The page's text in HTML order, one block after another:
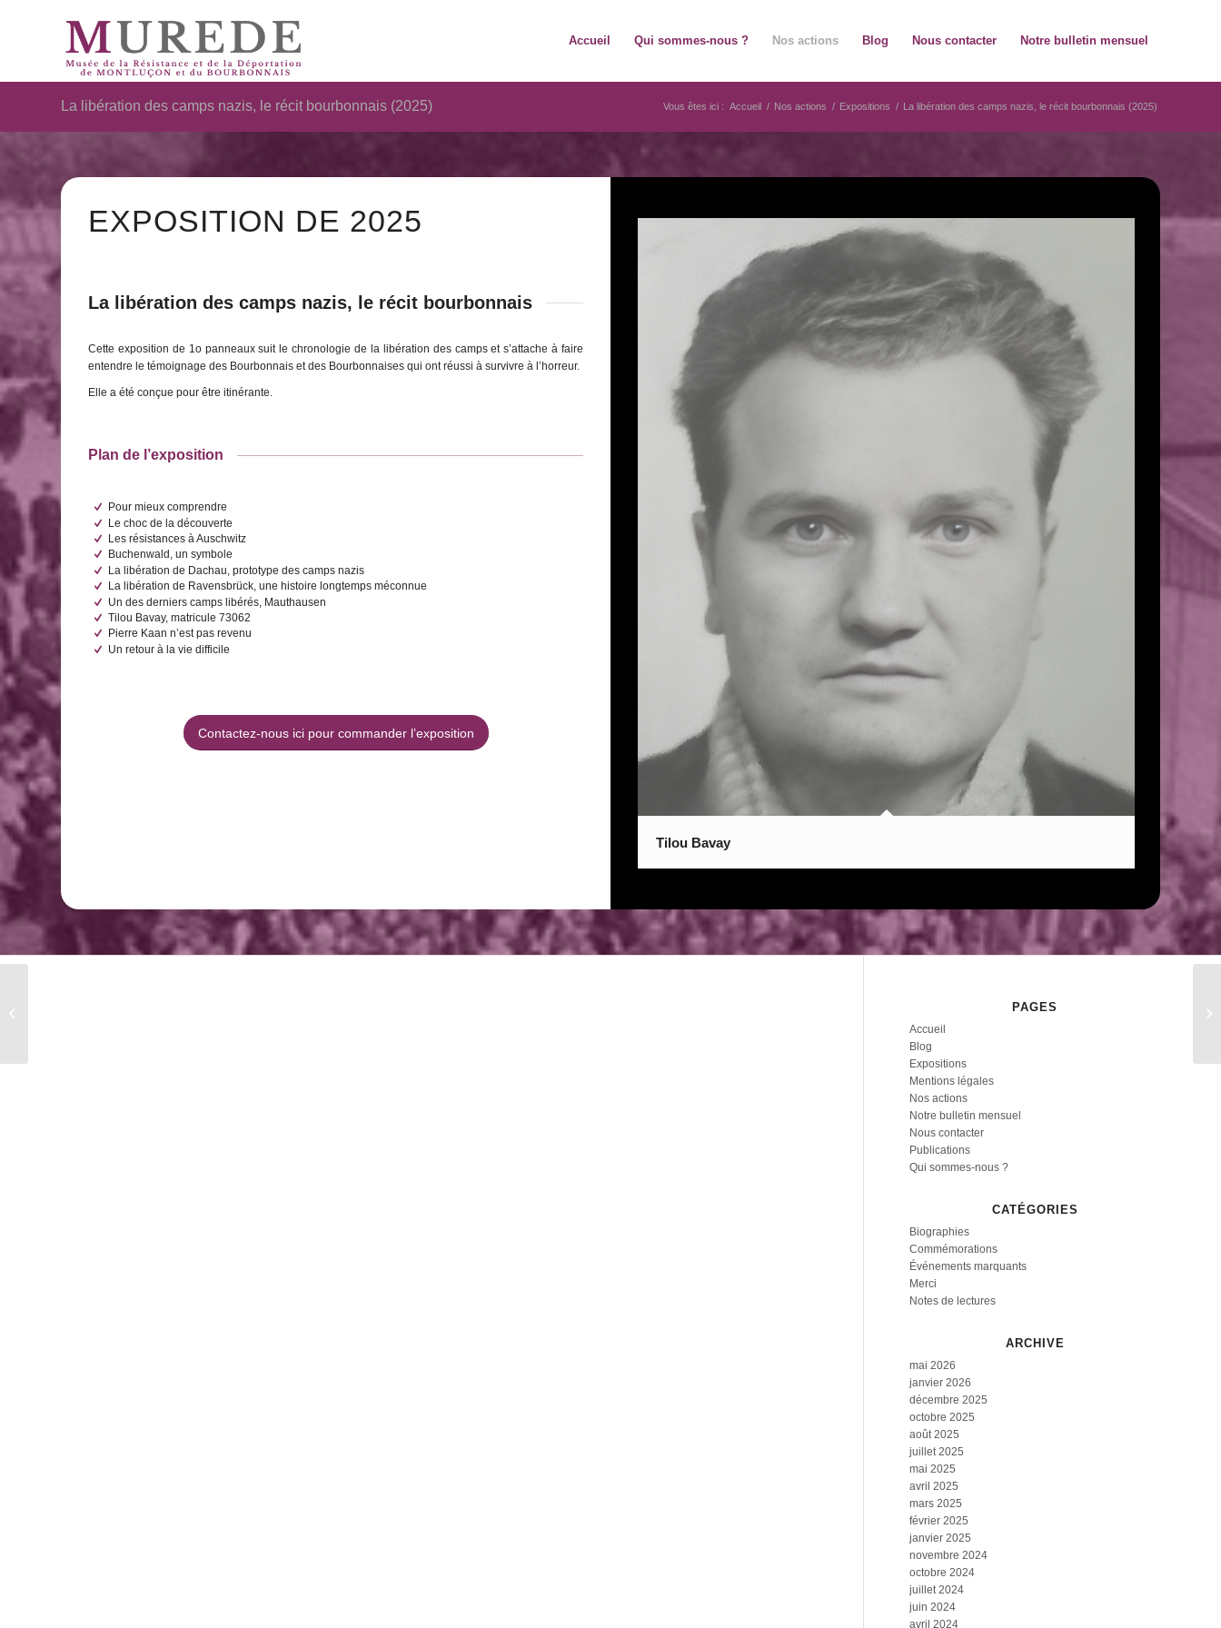
Accueil Qui sommes-nous ? Nos actions Blog Nous contacter Notre bulletin mensuel
La libération des camps nazis, le récit bourbonnais (2025) Vous êtes ici : Accueil / Nos actions / Expositions / La libération des camps nazis, le récit bourbonnais (2025)
EXPOSITION DE 2025
La libération des camps nazis, le récit bourbonnais
Cette exposition de 1o panneaux suit le chronologie de la libération des camps et s’attache à faire
entendre le témoignage des Bourbonnais et des Bourbonnaises qui ont réussi à survivre à l’horreur.
Elle a été conçue pour être itinérante.
Plan de l’exposition
Pour mieux comprendre
Le choc de la découverte
Les résistances à Auschwitz
Buchenwald, un symbole
La libération de Dachau, prototype des camps nazis
La libération de Ravensbrück, une histoire longtemps méconnue
Un des derniers camps libérés, Mauthausen
Tilou Bavay, matricule 73062
Pierre Kaan n’est pas revenu
Un retour à la vie difficile
Contactez-nous ici pour commander l’exposition
Tilou Bavay
PAGES
Accueil
Blog
Expositions
Mentions légales
Nos actions
Notre bulletin mensuel
Nous contacter
Publications
Qui sommes-nous ?
CATÉGORIES
Biographies
Commémorations
Événements marquants
Merci
Notes de lectures
ARCHIVE
mai 2026
janvier 2026
décembre 2025
octobre 2025
août 2025
juillet 2025
mai 2025
avril 2025
mars 2025
février 2025
janvier 2025
novembre 2024
octobre 2024
juillet 2024
juin 2024
avril 2024